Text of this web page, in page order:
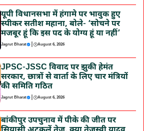
यूपी विधानसभा में हंगामे पर भावुक हुए
स्पीकर सतीश महाना, बोले- ‘सोचने पर
मजबूर हूं कि इस पद के योग्य हूं या नहीं’
Jagrut Bharat | August 6, 2026
JPSC-JSSC विवाद पर झुकी हेमंत
सरकार, छात्रों से वार्ता के लिए चार मंत्रियों
की समिति गठित
Jagrut Bharat | August 6, 2026
बांकीपुर उपचुनाव में पीके की जीत पर